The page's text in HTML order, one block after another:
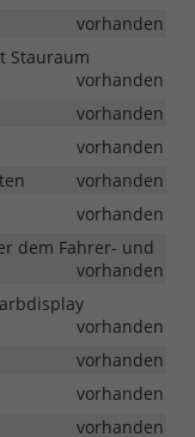
vorhanden
Stauraum
vorhanden
vorhanden
vorhanden
vorhanden
vorhanden
dem Fahrer- und
vorhanden
vorhanden
vorhanden
vorhanden
vorhanden